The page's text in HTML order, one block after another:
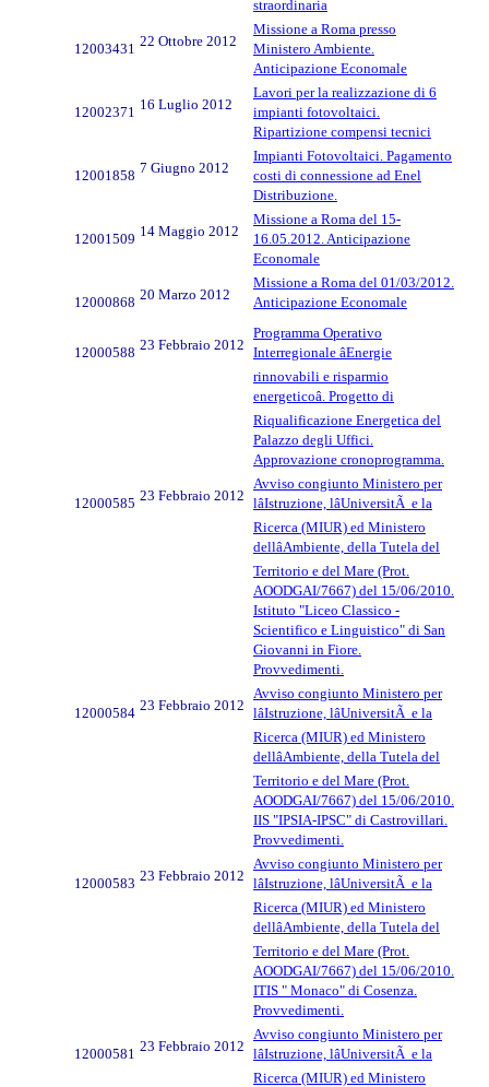
straordinaria
12003431 22 Ottobre 2012
Missione a Roma presso
Ministero Ambiente.
Anticipazione Economale
12002371 16 Luglio 2012
Lavori per la realizzazione di 6
impianti fotovoltaici.
Ripartizione compensi tecnici
12001858 7 Giugno 2012
Impianti Fotovoltaici. Pagamento
costi di connessione ad Enel
Distribuzione.
12001509 14 Maggio 2012
Missione a Roma del 15-
16.05.2012. Anticipazione
Economale
12000868 20 Marzo 2012
Missione a Roma del 01/03/2012.
Anticipazione Economale
12000588 23 Febbraio 2012
Programma Operativo
Interregionale âEnergie
rinnovabili e risparmio
energeticoâ. Progetto di
Riqualificazione Energetica del
Palazzo degli Uffici.
Approvazione cronoprogramma.
12000585 23 Febbraio 2012
Avviso congiunto Ministero per
lâIstruzione, lâUniversitÃ e la
Ricerca (MIUR) ed Ministero
dellâAmbiente, della Tutela del
Territorio e del Mare (Prot.
AOODGAI/7667) del 15/06/2010.
Istituto "Liceo Classico -
Scientifico e Linguistico" di San
Giovanni in Fiore.
Provvedimenti.
12000584 23 Febbraio 2012
Avviso congiunto Ministero per
lâIstruzione, lâUniversitÃ e la
Ricerca (MIUR) ed Ministero
dellâAmbiente, della Tutela del
Territorio e del Mare (Prot.
AOODGAI/7667) del 15/06/2010.
IIS "IPSIA-IPSC" di Castrovillari.
Provvedimenti.
12000583 23 Febbraio 2012
Avviso congiunto Ministero per
lâIstruzione, lâUniversitÃ e la
Ricerca (MIUR) ed Ministero
dellâAmbiente, della Tutela del
Territorio e del Mare (Prot.
AOODGAI/7667) del 15/06/2010.
ITIS " Monaco" di Cosenza.
Provvedimenti.
12000581 23 Febbraio 2012
Avviso congiunto Ministero per
lâIstruzione, lâUniversitÃ e la
Ricerca (MIUR) ed Ministero